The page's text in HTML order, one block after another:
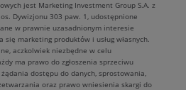
jest Marketing Investment Group S.A. z
Dywizjonu 303 paw. 1, udostępnione
w prawnie uzasadnionym interesie
marketing produktów i usług własnych.
aczkolwiek niezbędne w celu
ma prawo do zgłoszenia sprzeciwu
dostępu do danych, sprostowania,
oraz prawo wniesienia skargi do